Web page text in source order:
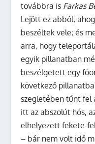
továbbra is Farkas
Lejött ez abból,
beszéltek vele; és
arra, hogy
egyik pillanatban
beszélgetett egy
következő
szegletében tűnt fel
itt az abszolút hős,
elhelyezett fekete-
– bár nem volt idő